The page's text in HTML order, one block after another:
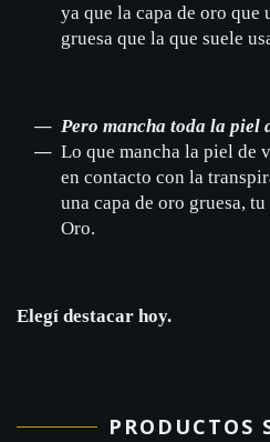
ya que la capa de oro que
gruesa que la que suele
Pero mancha toda la piel
Lo que mancha la piel de
en contacto con la
una capa de oro gruesa,
Oro.
Elegí destacar hoy.
PRODUCTOS